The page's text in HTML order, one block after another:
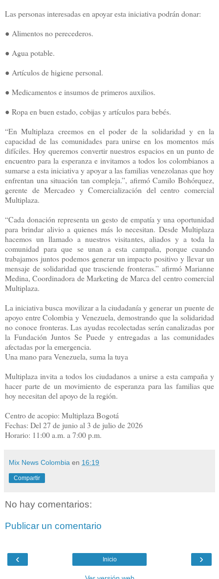
Las personas interesadas en apoyar esta iniciativa podrán donar:
● Alimentos no perecederos.
● Agua potable.
● Artículos de higiene personal.
● Medicamentos e insumos de primeros auxilios.
● Ropa en buen estado, cobijas y artículos para bebés.
“En Multiplaza creemos en el poder de la solidaridad y en la
capacidad de las comunidades para unirse en los momentos más
difíciles. Hoy queremos convertir nuestros espacios en un punto de
encuentro para la esperanza e invitamos a todos los colombianos a
sumarse a esta iniciativa y apoyar a las familias venezolanas que hoy
enfrentan una situación tan compleja.”, afirmó Camilo Bohórquez,
gerente de Mercadeo y Comercialización del centro comercial
Multiplaza.
“Cada donación representa un gesto de empatía y una oportunidad
para brindar alivio a quienes más lo necesitan. Desde Multiplaza
hacemos un llamado a nuestros visitantes, aliados y a toda la
comunidad para que se unan a esta campaña, porque cuando
trabajamos juntos podemos generar un impacto positivo y llevar un
mensaje de solidaridad que trasciende fronteras.” afirmó Marianne
Medina, Coordinadora de Marketing de Marca del centro comercial
Multiplaza.
La iniciativa busca movilizar a la ciudadanía y generar un puente de
apoyo entre Colombia y Venezuela, demostrando que la solidaridad
no conoce fronteras. Las ayudas recolectadas serán canalizadas por
la Fundación Juntos Se Puede y entregadas a las comunidades
afectadas por la emergencia.
Una mano para Venezuela, suma la tuya
Multiplaza invita a todos los ciudadanos a unirse a esta campaña y
hacer parte de un movimiento de esperanza para las familias que
hoy necesitan del apoyo de la región.
Centro de acopio: Multiplaza Bogotá
Fechas: Del 27 de junio al 3 de julio de 2026
Horario: 11:00 a.m. a 7:00 p.m.
Mix News Colombia en 16:19
Compartir
No hay comentarios:
Publicar un comentario
‹ ›
Inicio